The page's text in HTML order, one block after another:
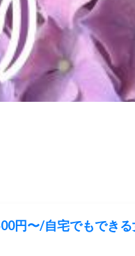
円〜/自宅でもでき